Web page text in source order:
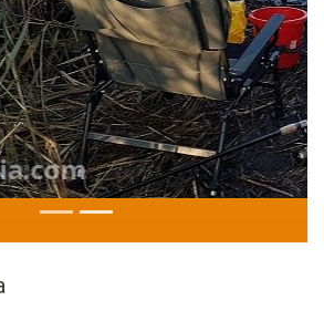
окунь, толстолоб,